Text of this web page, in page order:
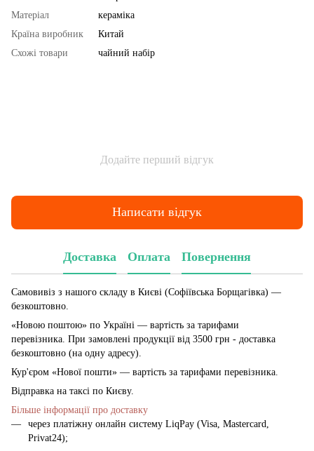
Матеріал
кераміка
Країна виробник
Китай
Схожі товари
чайний набір
Додайте перший відгук
Написати відгук
Доставка Оплата Повернення
Самовивіз з нашого складу в Києві (Софіївська Борщагівка) —
безкоштовно.
«Новою поштою» по Україні — вартість за тарифами
перевізника. При замовлені продукції від 3500 грн - доставка
безкоштовно (на одну адресу).
Кур'єром «Нової пошти» — вартість за тарифами перевізника.
Відправка на таксі по Києву.
Більше інформації про доставку
через платіжну онлайн систему LiqPay (Visa, Mastercard,
Privat24);